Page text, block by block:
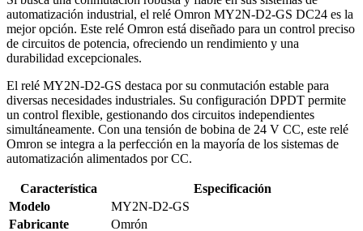
automatización industrial, el relé Omron MY2N-D2-GS DC24 es la
mejor opción. Este relé Omron está diseñado para un control preciso
de circuitos de potencia, ofreciendo un rendimiento y una
durabilidad excepcionales.
El relé MY2N-D2-GS destaca por su conmutación estable para
diversas necesidades industriales. Su configuración DPDT permite
un control flexible, gestionando dos circuitos independientes
simultáneamente. Con una tensión de bobina de 24 V CC, este relé
Omron se integra a la perfección en la mayoría de los sistemas de
automatización alimentados por CC.
Característica
Especificación
Modelo
MY2N-D2-GS
Fabricante
Omrón